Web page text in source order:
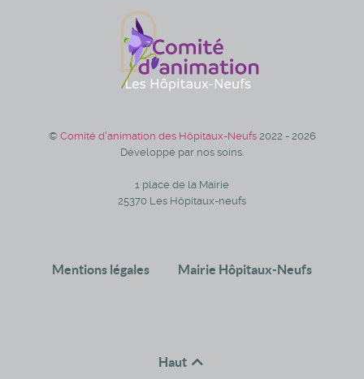
© Comité d'animation des Hôpitaux-Neufs 2022 - 2026
Développé par nos soins.
1 place de la Mairie
25370 Les Hôpitaux-neufs
Mentions légales Mairie Hôpitaux-Neufs
Haut